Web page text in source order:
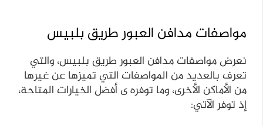
مواصفات مدافن العبور طريق بلبيس
نعرض مواصفات مدافن العبور طريق بلبيس، والتي
تعرف بالعديد من المواصفات التي تميزها عن غيرها
من الأماكن الأخرى، وما توفره ى أفضل الخيارات المتاحة،
إذ توفر الآتي: